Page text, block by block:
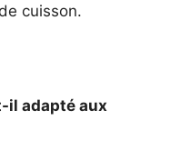
cuisson.
il adapté aux